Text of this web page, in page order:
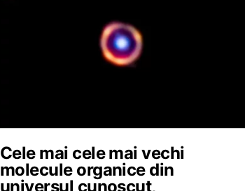
Cele mai cele mai vechi
molecule organice din
universul cunoscut,